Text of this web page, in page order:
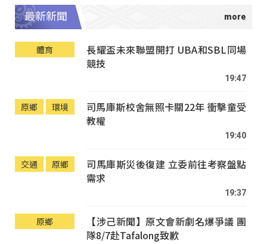
最新新聞
體育
長耀盃未來聯盟開打 UBA和SBL同場
競技
19:47
原鄉 環境
司馬庫斯校舍無照卡關22年 衝擊童受
教權
19:40
交通 原鄉
司馬庫斯災後復建 立委前往考察盤點
需求
19:37
原鄉
【涉己新聞】原文會新劇名爆爭議 團
隊8/7赴Tafalong致歉